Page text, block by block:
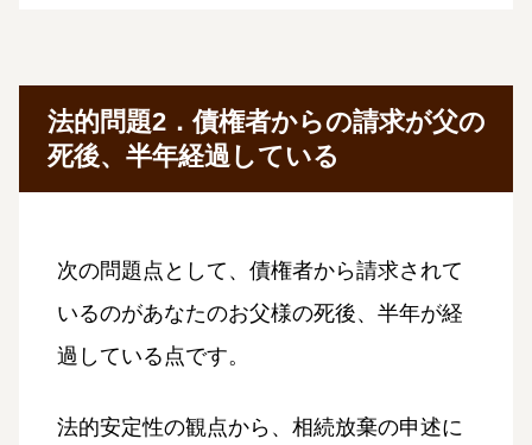
法的問題2．債権者からの請求が父の
死後、半年経過している
次の問題点として、債権者から請求されて
いるのがあなたのお父様の死後、半年が経
過している点です。
法的安定性の観点から、相続放棄の申述に